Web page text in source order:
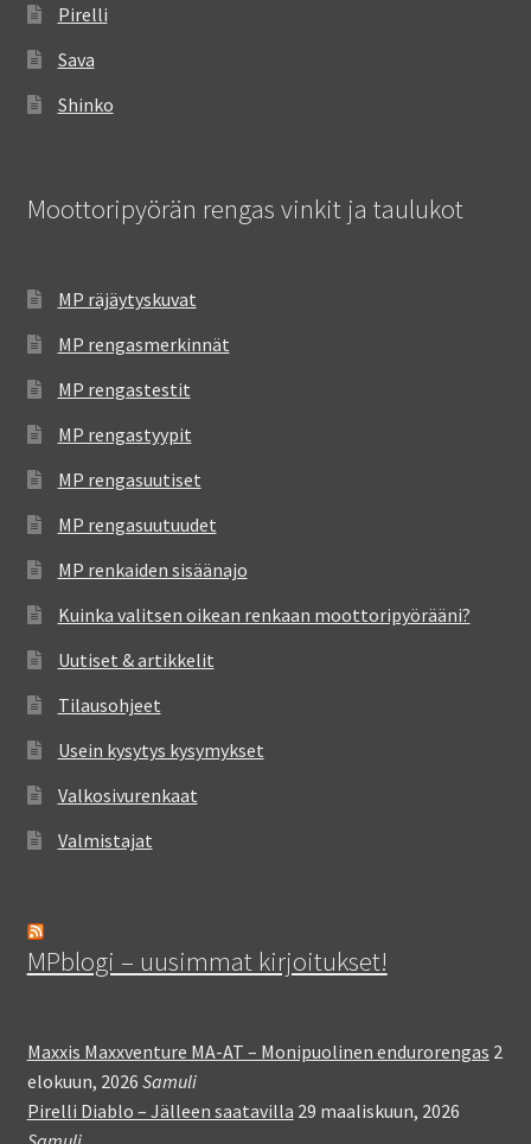
Pirelli
Sava
Shinko
Moottoripyörän rengas vinkit ja taulukot
MP räjäytyskuvat
MP rengasmerkinnät
MP rengastestit
MP rengastyypit
MP rengasuutiset
MP rengasuutuudet
MP renkaiden sisäänajo
Kuinka valitsen oikean renkaan moottoripyörääni?
Uutiset & artikkelit
Tilausohjeet
Usein kysytys kysymykset
Valkosivurenkaat
Valmistajat
MPblogi – uusimmat kirjoitukset!
Maxxis Maxxventure MA-AT – Monipuolinen endurorengas 2
elokuun, 2026 Samuli
Pirelli Diablo – Jälleen saatavilla 29 maaliskuun, 2026